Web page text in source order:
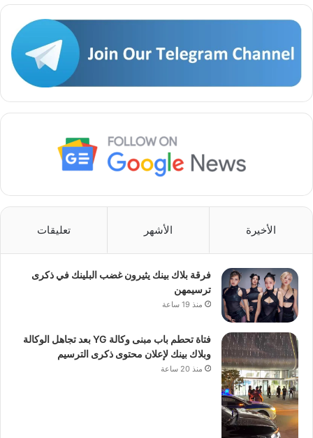
الأخيرة الأشهر تعليقات
فرقة بلاك بينك يثيرون غضب البلينك في ذكرى
ترسيمهن
منذ 19 ساعة
فتاة تحطم باب مبنى وكالة YG بعد تجاهل الوكالة
وبلاك بينك لإعلان محتوى ذكرى الترسيم
منذ 20 ساعة